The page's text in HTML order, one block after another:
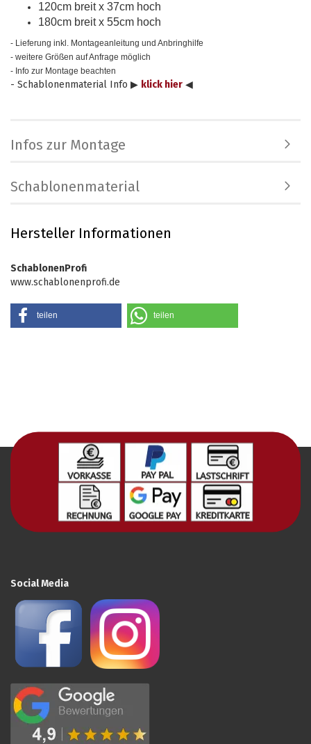
120cm breit x 37cm hoch
180cm breit x 55cm hoch
- Lieferung inkl. Montageanleitung und Anbringhilfe
- weitere Größen auf Anfrage möglich
- Info zur Montage beachten
- Schablonenmaterial Info ▶ klick hier ◀
Infos zur Montage
Schablonenmaterial
Hersteller Informationen
SchablonenProfi
www.schablonenprofi.de
teilen teilen
Social Media